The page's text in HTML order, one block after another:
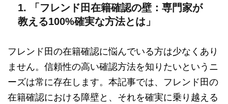
1. 「フレンド田在籍確認の壁：専門家が
教える100%確実な方法とは」
フレンド田の在籍確認に悩んでいる方は少なくあり
ません。信頼性の高い確認方法を知りたいというニ
ーズは常に存在します。本記事では、フレンド田の
在籍確認における障壁と、それを確実に乗り越える